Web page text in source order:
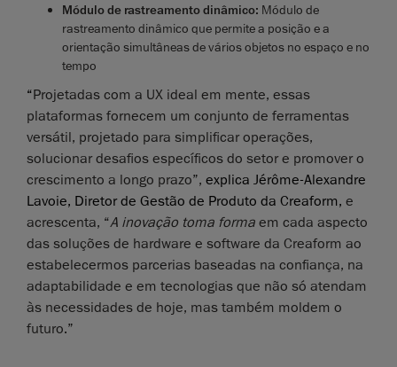
Módulo de rastreamento dinâmico: Módulo de
rastreamento dinâmico que permite a posição e a
orientação simultâneas de vários objetos no espaço e no
tempo
“Projetadas com a UX ideal em mente, essas
plataformas fornecem um conjunto de ferramentas
versátil, projetado para simplificar operações,
solucionar desafios específicos do setor e promover o
crescimento a longo prazo”, explica Jérôme-Alexandre
Lavoie, Diretor de Gestão de Produto da Creaform, e
acrescenta, “A inovação toma forma em cada aspecto
das soluções de hardware e software da Creaform ao
estabelecermos parcerias baseadas na confiança, na
adaptabilidade e em tecnologias que não só atendam
às necessidades de hoje, mas também moldem o
futuro.”